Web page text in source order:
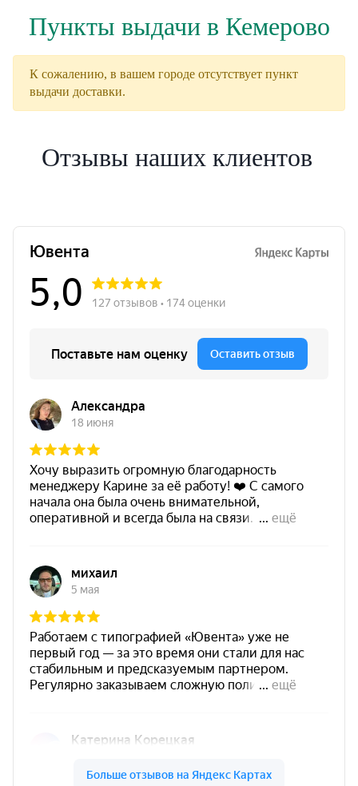
Пункты выдачи в Кемерово
К сожалению, в вашем городе отсутствует пункт
выдачи доставки.
Отзывы наших клиентов